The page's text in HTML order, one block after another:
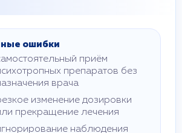
ошибки
приём
препаратов без
врача
изменение дозировки
прекращение лечения
наблюдения